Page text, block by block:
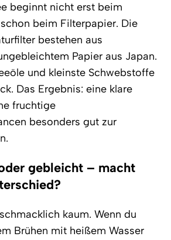
beginnt nicht erst beim
beim Filterpapier. Die
bestehen aus
Papier aus Japan.
und kleinste Schwebstoffe
Das Ergebnis: eine klare
fruchtige
besonders gut zur
gebleicht – macht
kaum. Wenn du
Brühen mit heißem Wasser